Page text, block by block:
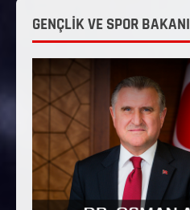
GENÇLİK VE SPOR BAKANI